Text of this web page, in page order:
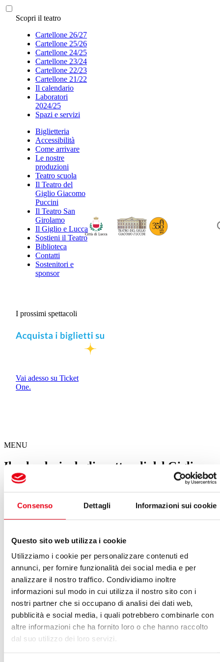
Consenso Dettagli Informazioni sui cookie
Questo sito web utilizza i cookie
Utilizziamo i cookie per personalizzare contenuti ed
annunci, per fornire funzionalità dei social media e per
analizzare il nostro traffico. Condividiamo inoltre
informazioni sul modo in cui utilizza il nostro sito con i
nostri partner che si occupano di analisi dei dati web,
pubblicità e social media, i quali potrebbero combinarle con
altre informazioni che ha fornito loro o che hanno raccolto
dal suo utilizzo dei loro servizi.
Scopri il teatro
Cartellone 26/27
Cartellone 25/26
Cartellone 24/25
Cartellone 23/24
Cartellone 22/23
Cartellone 21/22
Il calendario
Laboratori
2024/25
Spazi e servizi
Biglietteria
Accessibilità
Come arrivare
Le nostre
produzioni
Teatro scuola
Il Teatro del
Giglio Giacomo
Puccini
Il Teatro San
Girolamo
Il Giglio e Lucca
Sostieni il Teatro
Biblioteca
Contatti
Sostenitori e
sponsor
I prossimi spettacoli
Vai adesso su Ticket
One.
MENU
Il calendario degli spettacoli del Giglio
Il Giglio sotto le stelle a Palazzo Pfanner
05 agosto 2026 21:30
VEDI ARCHIVIO SPETTACOLI
Giugno 2026
Vedi:
Calendario Lista
LUN MAR MER GIO VEN SAB DOM
01
02 03 04 05 06
07
08
09 10 11 12 13